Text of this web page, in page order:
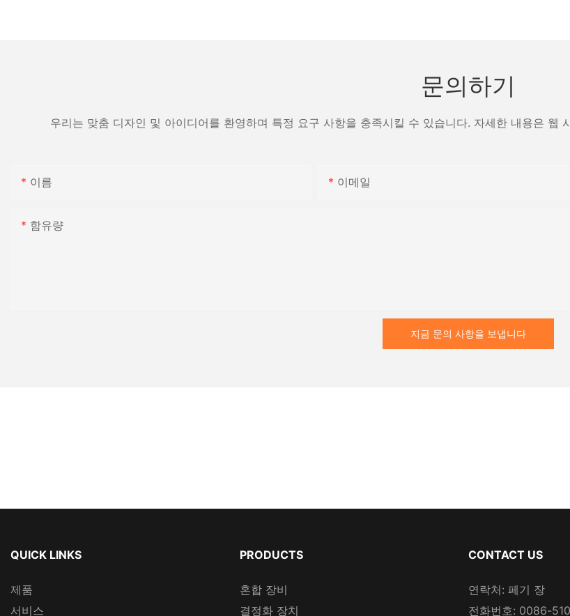
문의하기
우리는 맞춤 디자인 및 아이디어를 환영하며 특정 요구 사항을 충족시킬 수 있습니다. 자세한 내용은 웹
이름 이메일
함유량
지금 문의 사항을 보냅니다
QUICK LINKS
제품
서비스
PRODUCTS
혼합 장비
결정화 장치
CONTACT US
연락처: 페기 장
전화번호: 0086-